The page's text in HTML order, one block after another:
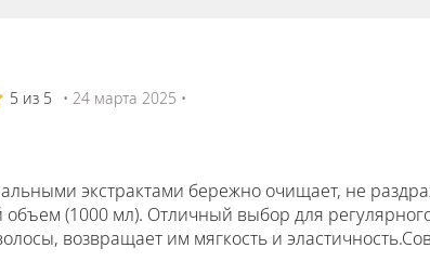
5 из 5 • 24 марта 2025 •
экстрактами бережно очищает, не
объем (1000 мл). Отличный выбор для
возвращает им мягкость и